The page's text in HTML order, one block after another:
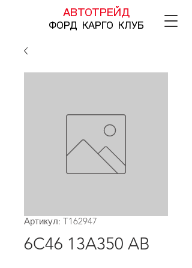
АВТОТРЕЙД
ФОРД КАРГО КЛУБ
Артикул: T162947
6C46 13A350 AB